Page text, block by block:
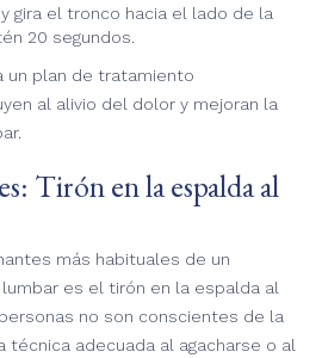
gira el tronco hacia el lado de la
20 segundos.
un plan de tratamiento
al alivio del dolor y mejoran la
Tirón en la espalda al
más habituales de un
es el tirón en la espalda al
no son conscientes de la
técnica adecuada al agacharse o al